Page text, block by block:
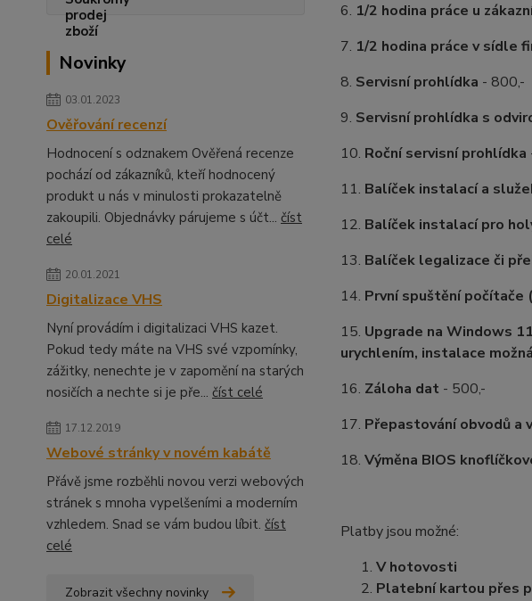
Novinky
03.01.2023
Ověřování recenzí
Hodnocení s odznakem Ověřená recenze
pochází od zákazníků, kteří hodnocený
produkt u nás v minulosti prokazatelně
zakoupili. Objednávky párujeme s účt... číst
celé
20.01.2021
Digitalizace VHS
Nyní provádím i digitalizaci VHS kazet.
Pokud tedy máte na VHS své vzpomínky,
zážitky, nenechte je v zapomění na starých
nosičích a nechte si je pře... číst celé
17.12.2019
Webové stránky v novém kabátě
Přávě jsme rozběhli novou verzi webových
stránek s mnoha vypelšeními a moderním
vzhledem. Snad se vám budou líbit. číst
celé
Zobrazit všechny novinky
6. 1/2 hodina práce u
7. 1/2 hodina práce v sídle
8. Servisní prohlídka - 800,-
9. Servisní prohlídka s
10. Roční servisní prohlídka
11. Balíček instalací a
12. Balíček instalací pro
13. Balíček legalizace či
14. První spuštění počítače
15. Upgrade na Windows
urychlením, instalace
16. Záloha dat - 500,-
17. Přepastování obvodů a
18. Výměna BIOS
Platby jsou možné:
V hotovosti
Platební kartou přes